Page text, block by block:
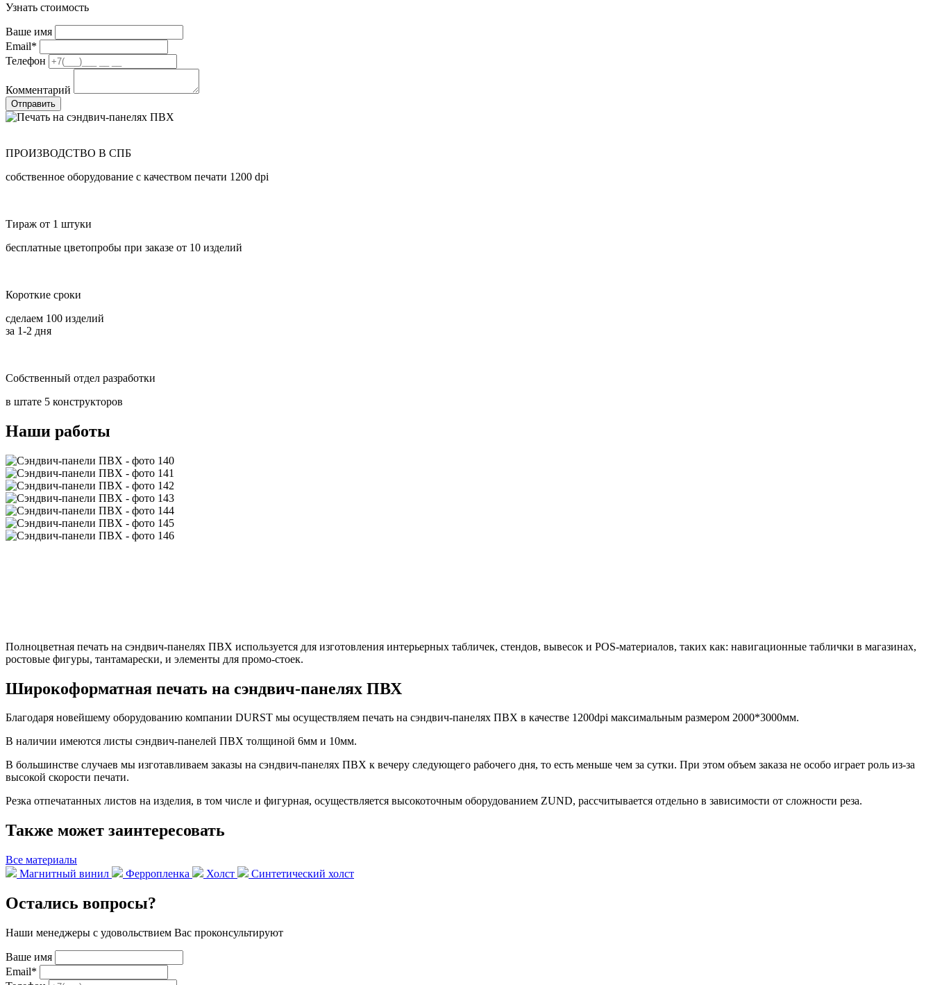
Узнать стоимость
Ваше имя
Email*
Телефон
Комментарий
Отправить
ПРОИЗВОДСТВО В СПБ
собственное оборудование с качеством печати 1200 dpi
Тираж от 1 штуки
бесплатные цветопробы при заказе от 10 изделий
Короткие сроки
сделаем 100 изделий
за 1-2 дня
Собственный отдел разработки
в штате 5 конструкторов
Наши работы
Полноцветная печать на сэндвич-панелях ПВХ используется для изготовления интерьерных табличек, стендов, вывесок и POS-материалов, таких как: навигационные таблички в магазинах,
ростовые фигуры, тантамарески, и элементы для промо-стоек.
Широкоформатная печать на сэндвич-панелях ПВХ
Благодаря новейшему оборудованию компании DURST мы осуществляем печать на сэндвич-панелях ПВХ в качестве 1200dpi максимальным размером 2000*3000мм.
В наличии имеются листы сэндвич-панелей ПВХ толщиной 6мм и 10мм.
В большинстве случаев мы изготавливаем заказы на сэндвич-панелях ПВХ к вечеру следующего рабочего дня, то есть меньше чем за сутки. При этом объем заказа не особо играет роль из-за
высокой скорости печати.
Резка отпечатанных листов на изделия, в том числе и фигурная, осуществляется высокоточным оборудованием ZUND, рассчитывается отдельно в зависимости от сложности реза.
Также может заинтересовать
Все материалы
Магнитный винил
Ферропленка Холст Синтетический холст
Остались вопросы?
Наши менеджеры с удовольствием Вас проконсультируют
Ваше имя
Email*